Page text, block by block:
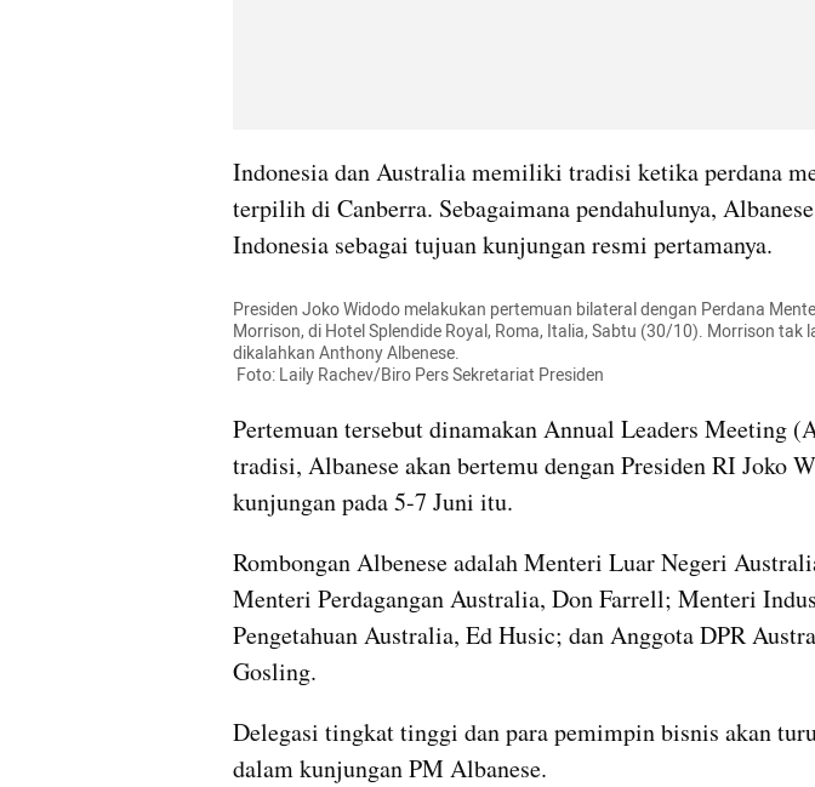
Indonesia dan Australia memiliki tradisi ketika perdana
terpilih di Canberra. Sebagaimana pendahulunya,
Indonesia sebagai tujuan kunjungan resmi pertamanya.
Presiden Joko Widodo melakukan pertemuan bilateral dengan Perdana
Morrison, di Hotel Splendide Royal, Roma, Italia, Sabtu (30/10). Morrison tak
dikalahkan Anthony Albenese.
Foto: Laily Rachev/Biro Pers Sekretariat Presiden
Pertemuan tersebut dinamakan Annual Leaders Meeting
tradisi, Albanese akan bertemu dengan Presiden RI Joko
kunjungan pada 5-7 Juni itu.
Rombongan Albenese adalah Menteri Luar Negeri
Menteri Perdagangan Australia, Don Farrell; Menteri
Pengetahuan Australia, Ed Husic; dan Anggota DPR
Gosling.
Delegasi tingkat tinggi dan para pemimpin bisnis akan
dalam kunjungan PM Albanese.